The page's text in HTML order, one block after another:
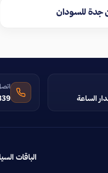
جدة للسودان
الباقات